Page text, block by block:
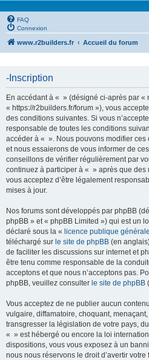
FAQ
Connexion
www.r2builders.fr Accueil du forum
-Inscription
En accédant à « » (désigné ci-après par «
« https://r2builders.fr/forum »), vous
des conditions suivantes. Si vous
responsable de toutes les conditions
accéder à « ». Nous pouvons modifier ces
et nous essaierons de vous informer de
conseillons de vérifier régulièrement par
continuez à participer à « » après que des
vous acceptez d’être légalement
mises à jour.
Nos forums sont développés par phpBB
phpBB » et « phpBB Limited ») qui est un
déclaré sous la « licence publique
téléchargé sur le site de phpBB (en
de faciliter les discussions sur internet et
être tenu comme responsable de la
acceptons et que nous n’acceptons pas.
phpBB, veuillez consulter le site de phpBB
Vous acceptez de ne publier aucun
vulgaire, diffamatoire, choquant,
transgresser la législation de votre pays,
« » est hébergé ou encore la loi
dispositions, vous vous exposez à un
nous nous réservons le droit d’avertir